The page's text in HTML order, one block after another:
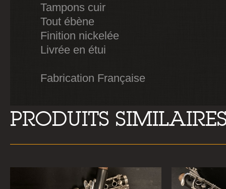
Tampons cuir
Tout ébène
Finition nickelée
Livrée en étui
Fabrication Française
PRODUITS